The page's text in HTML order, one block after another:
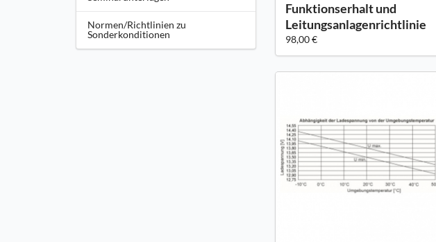
Normen/Richtlinien zu
Sonderkonditionen
Funktionserhalt und
Leitungsanlagenrichtlinie
98,00 €